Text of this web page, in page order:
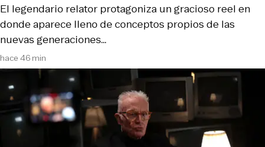
hace 46 min
El legendario relator protagoniza un gracioso reel en
donde aparece lleno de conceptos propios de las
nuevas generaciones…